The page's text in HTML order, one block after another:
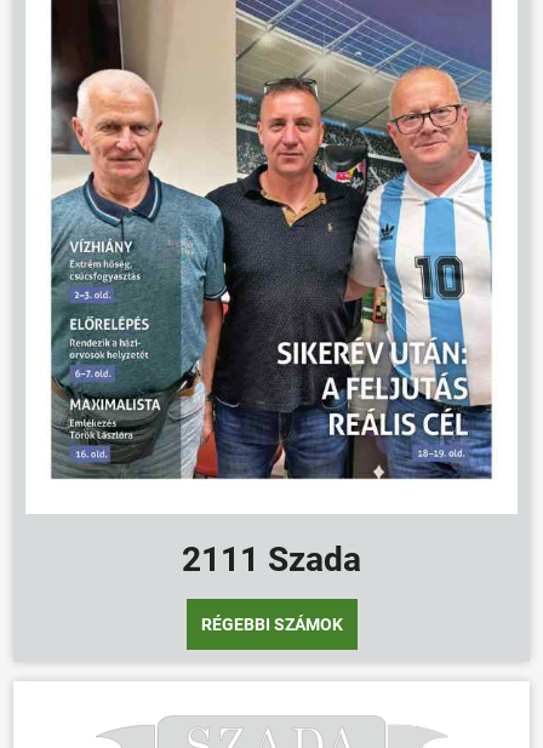
ÖNKORMÁNYZAT
ÜGYINTÉZÉS
KÖZÖSSÉG
HÍREK
VÁLASZTÁSOK
2111 Szada
RÉGEBBI SZÁMOK